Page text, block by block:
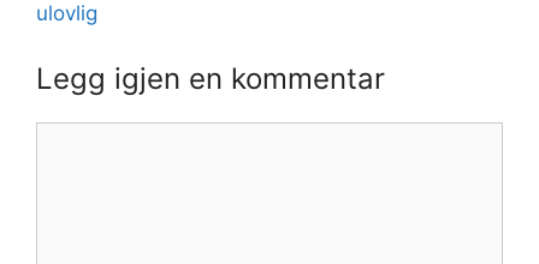
ulovlig
Legg igjen en kommentar